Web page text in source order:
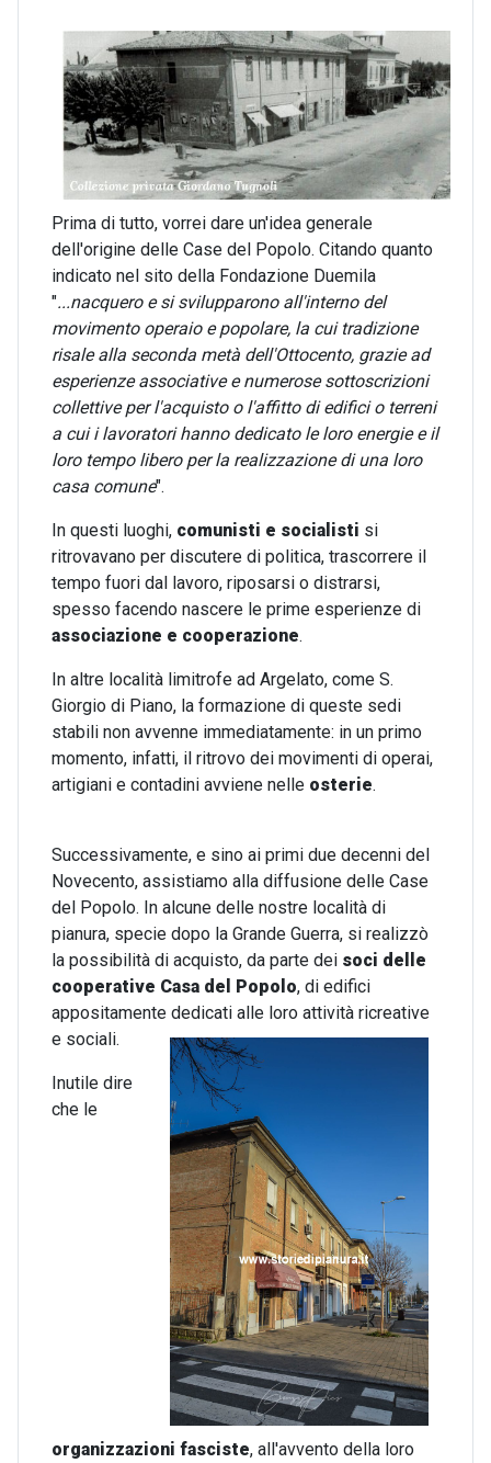
Prima di tutto, vorrei dare un'idea generale
dell'origine delle Case del Popolo. Citando quanto
indicato nel sito della Fondazione Duemila
"...nacquero e si svilupparono all'interno del
movimento operaio e popolare, la cui tradizione
risale alla seconda metà dell'Ottocento, grazie ad
esperienze associative e numerose sottoscrizioni
collettive per l'acquisto o l'affitto di edifici o terreni
a cui i lavoratori hanno dedicato le loro energie e il
loro tempo libero per la realizzazione di una loro
casa comune".
In questi luoghi, comunisti e socialisti si
ritrovavano per discutere di politica, trascorrere il
tempo fuori dal lavoro, riposarsi o distrarsi,
spesso facendo nascere le prime esperienze di
associazione e cooperazione.
In altre località limitrofe ad Argelato, come S.
Giorgio di Piano, la formazione di queste sedi
stabili non avvenne immediatamente: in un primo
momento, infatti, il ritrovo dei movimenti di operai,
artigiani e contadini avviene nelle osterie.
Successivamente, e sino ai primi due decenni del
Novecento, assistiamo alla diffusione delle Case
del Popolo. In alcune delle nostre località di
pianura, specie dopo la Grande Guerra, si realizzò
la possibilità di acquisto, da parte dei soci delle
cooperative Casa del Popolo, di edifici
appositamente dedicati alle loro attività ricreative
e sociali.
Inutile dire
che le
organizzazioni fasciste, all'avvento della loro